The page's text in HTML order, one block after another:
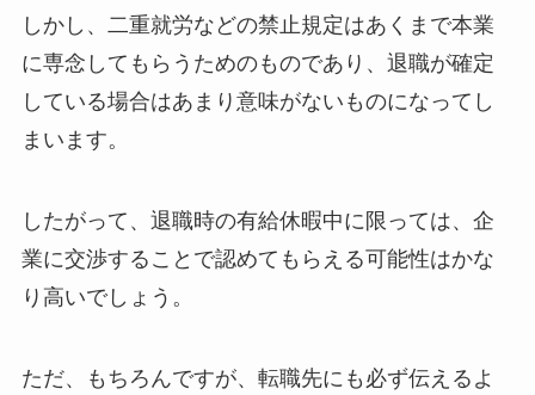
しかし、二重就労などの禁止規定はあくまで本業
に専念してもらうためのものであり、退職が確定
している場合はあまり意味がないものになってし
まいます。
したがって、退職時の有給休暇中に限っては、企
業に交渉することで認めてもらえる可能性はかな
り高いでしょう。
ただ、もちろんですが、転職先にも必ず伝えるよ